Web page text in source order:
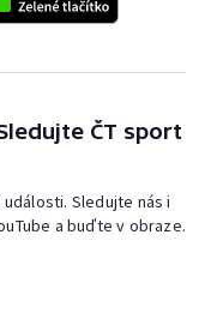
ČT sport
Sledujte nás i
a buďte v obraze.